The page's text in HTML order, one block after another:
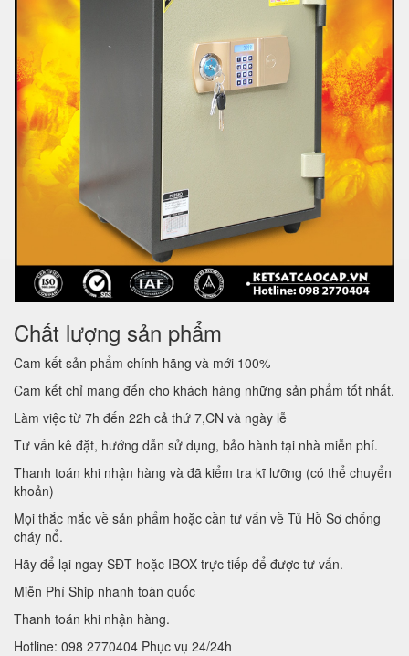
Chất lượng sản phẩm
Cam kết sản phẩm chính hãng và mới 100%
Cam kết chỉ mang đến cho khách hàng những sản phẩm tốt nhất.
Làm việc từ 7h đến 22h cả thứ 7,CN và ngày lễ
Tư vấn kê đặt, hướng dẫn sử dụng, bảo hành tại nhà miễn phí.
Thanh toán khi nhận hàng và đã kiểm tra kĩ lưỡng (có thể chuyển
khoản)
Mọi thắc mắc về sản phẩm hoặc cần tư vấn về Tủ Hồ Sơ chống
cháy nổ.
Hãy để lại ngay SĐT hoặc IBOX trực tiếp để được tư vấn.
Miễn Phí Ship nhanh toàn quốc
Thanh toán khi nhận hàng.
Hotline: 098 2770404 Phục vụ 24/24h